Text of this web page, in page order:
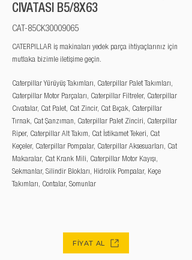
CIVATASI B5/8X63
CAT-85CK30009065
CATERPILLAR iş makinaları yedek parça ihtiyaçlarınız için
mutlaka bizimle iletişime geçin.
Caterpillar Yürüyüş Takımları, Caterpillar Palet Takımları,
Caterpillar Motor Parçaları, Caterpillar Filtreler, Caterpillar
Cıvatalar, Cat Palet, Cat Zincir, Cat Bıçak, Caterpillar
Tırnak, Cat Şanzıman, Caterpillar Palet Zinciri, Caterpillar
Riper, Caterpillar Alt Takım, Cat İstikamet Tekeri, Cat
Keçeler, Caterpillar Pompalar, Caterpillar Aksesuarları, Cat
Makaralar, Cat Krank Mili, Caterpillar Motor Kayışı,
Sekmanlar, Silindir Blokları, Hidrolik Pompalar, Keçe
Takımları, Contalar, Somunlar
FİYAT AL